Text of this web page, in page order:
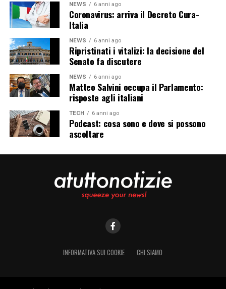
NEWS 6 anni ago
Coronavirus: arriva il Decreto Cura-
Italia
NEWS 6 anni ago
Ripristinati i vitalizi: la decisione del
Senato fa discutere
NEWS 6 anni ago
Matteo Salvini occupa il Parlamento:
risposte agli italiani
TECH 6 anni ago
Podcast: cosa sono e dove si possono
ascoltare
INFORMATIVA SUI COOKIE CHI SIAMO